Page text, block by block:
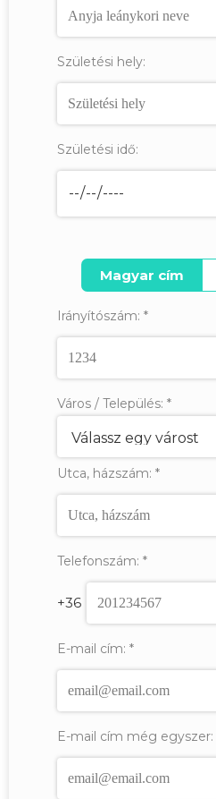
Születési hely:
Születési idő:
Magyar cím
Irányítószám: *
Város / Település: *
Utca, házszám: *
Telefonszám: *
+36
E-mail cím: *
E-mail cím még egyszer: